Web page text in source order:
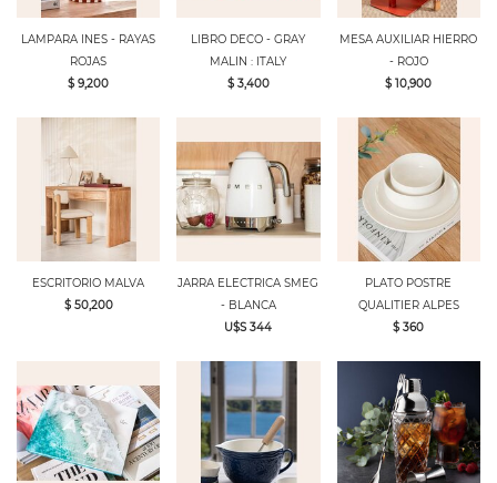
LAMPARA INES - RAYAS
ROJAS
$ 9,200
LIBRO DECO - GRAY
MALIN : ITALY
$ 3,400
MESA AUXILIAR HIERRO
- ROJO
$ 10,900
ESCRITORIO MALVA
$ 50,200
JARRA ELECTRICA SMEG
- BLANCA
U$S 344
PLATO POSTRE
QUALITIER ALPES
$ 360